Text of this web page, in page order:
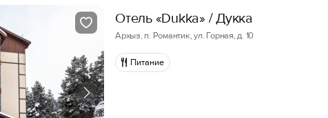
Отель «Dukka» / Дукка
Архыз, п. Романтик, ул. Горная, д. 10
Питание